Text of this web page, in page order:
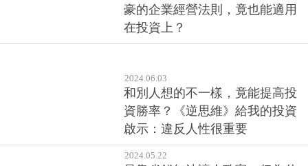
豪的企業經營法則，竟也能適用
在投資上？
2024.06.03
和別人想的不一樣，竟能提高投
資勝率？《逆思維》給我的投資
啟示：違反人性很重要
2024.05.22